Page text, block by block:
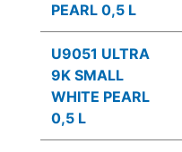
PEARL 0,5 L
U9051 ULTRA
9K SMALL
WHITE PEARL
0,5 L